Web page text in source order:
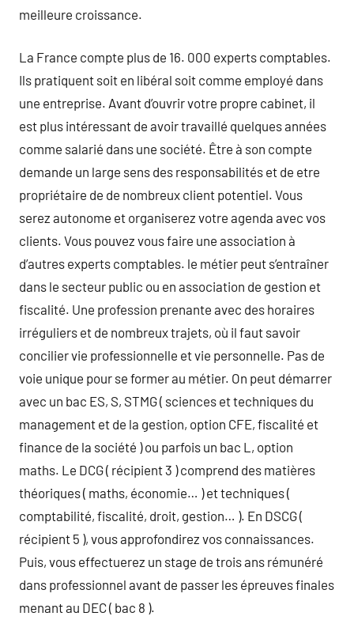
meilleure croissance.
La France compte plus de 16. 000 experts comptables.
Ils pratiquent soit en libéral soit comme employé dans
une entreprise. Avant d’ouvrir votre propre cabinet, il
est plus intéressant de avoir travaillé quelques années
comme salarié dans une société. Être à son compte
demande un large sens des responsabilités et de etre
propriétaire de de nombreux client potentiel. Vous
serez autonome et organiserez votre agenda avec vos
clients. Vous pouvez vous faire une association à
d’autres experts comptables. le métier peut s’entraîner
dans le secteur public ou en association de gestion et
fiscalité. Une profession prenante avec des horaires
irréguliers et de nombreux trajets, où il faut savoir
concilier vie professionnelle et vie personnelle. Pas de
voie unique pour se former au métier. On peut démarrer
avec un bac ES, S, STMG ( sciences et techniques du
management et de la gestion, option CFE, fiscalité et
finance de la société ) ou parfois un bac L, option
maths. Le DCG ( récipient 3 ) comprend des matières
théoriques ( maths, économie… ) et techniques (
comptabilité, fiscalité, droit, gestion… ). En DSCG (
récipient 5 ), vous approfondirez vos connaissances.
Puis, vous effectuerez un stage de trois ans rémunéré
dans professionnel avant de passer les épreuves finales
menant au DEC ( bac 8 ).